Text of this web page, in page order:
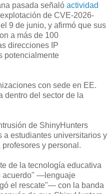
pasada señaló actividad
de CVE-2026-
9 de junio, y afirmó que sus
a más de 100
direcciones IP
potencialmente
con sede en EE.
dentro del sector de la
de ShinyHunters
a estudiantes universitarios y
y personal.
de la tecnología educativa
acuerdo" —lenguaje
el rescate"— con la banda